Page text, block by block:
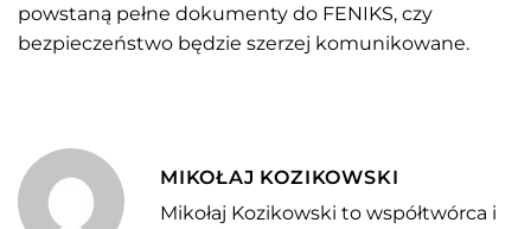
powstaną pełne dokumenty do FENIKS, czy
bezpieczeństwo będzie szerzej komunikowane.
MIKOŁAJ KOZIKOWSKI
Mikołaj Kozikowski to współtwórca i